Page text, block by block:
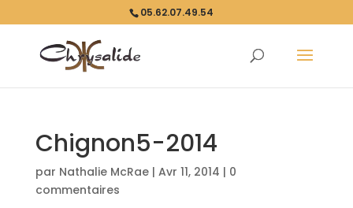
05.62.07.49.54
Chignon5-2014
par Nathalie McRae| Avr 11, 2014 | 0
commentaires